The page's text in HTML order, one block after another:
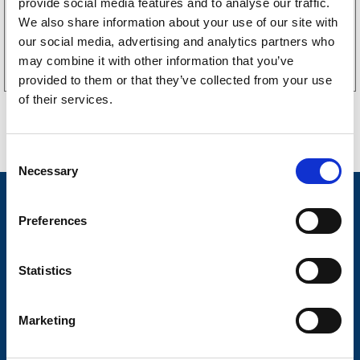
provide social media features and to analyse our traffic.
We also share information about your use of our site with
our social media, advertising and analytics partners who
may combine it with other information that you’ve
provided to them or that they’ve collected from your use
of their services.
o
Necessary
Preferences
Statistics
Marketing
Köp online
Släpvagnsservice
Frågor & Svar
Butikskoncept